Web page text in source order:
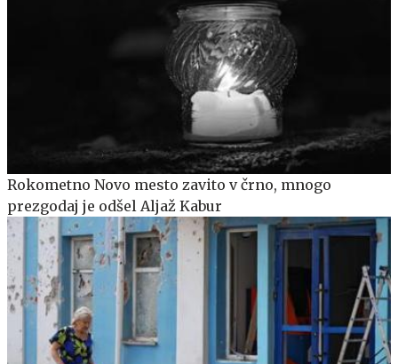
Rokometno Novo mesto zavito v črno, mnogo
prezgodaj je odšel Aljaž Kabur